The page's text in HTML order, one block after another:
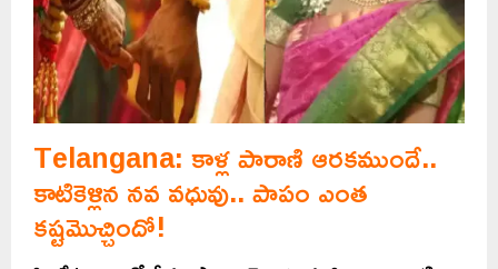
Telangana: కాళ్ల పారాణి ఆరకముందే..
కాటికెళ్లిన నవ వధువు.. పాపం ఎంత
కష్టమొచ్చిందో!